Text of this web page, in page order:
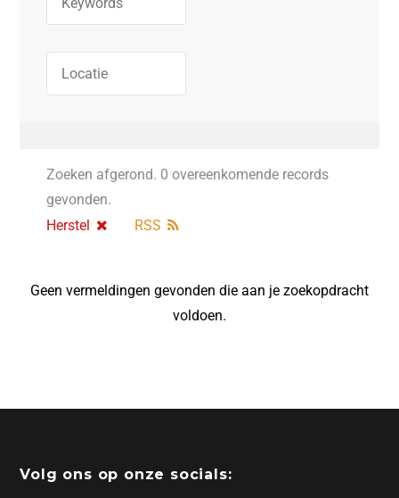
Zoeken afgerond. 0 overeenkomende records
gevonden.
Herstel
RSS
Geen vermeldingen gevonden die aan je zoekopdracht
voldoen.
Volg ons op onze socials: